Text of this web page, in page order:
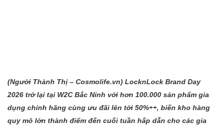
(Người Thành Thị – Cosmolife.vn) LocknLock Brand Day
2026 trở lại tại W2C Bắc Ninh với hơn 100.000 sản phẩm gia
dụng chính hãng cùng ưu đãi lên tới 50%++, biến kho hàng
quy mô lớn thành điểm đến cuối tuần hấp dẫn cho các gia